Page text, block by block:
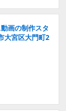
画の制作スタ
大宮区大門町2